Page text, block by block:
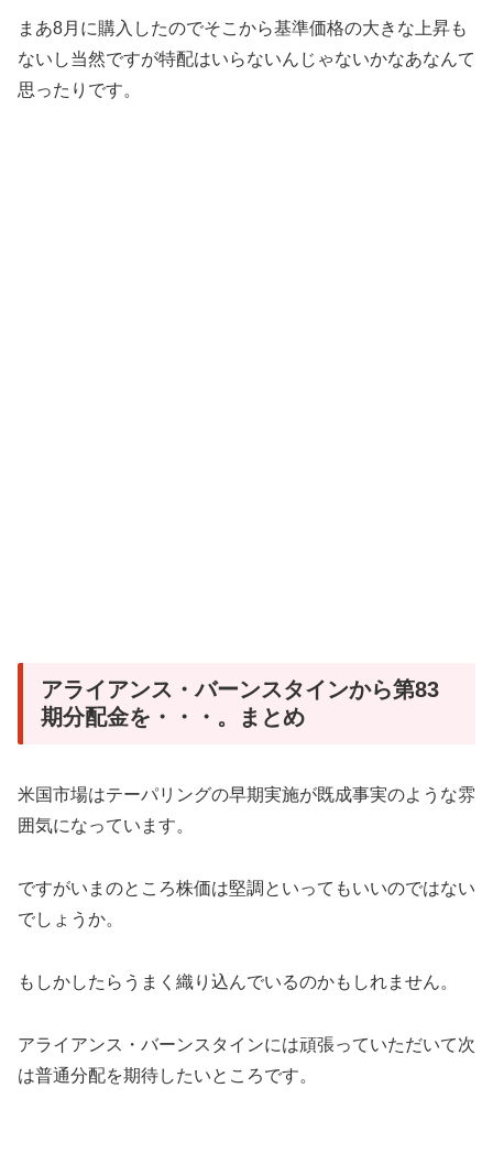
まあ8月に購入したのでそこから基準価格の大きな上昇も
ないし当然ですが特配はいらないんじゃないかなあなんて
思ったりです。
アライアンス・バーンスタインから第83
期分配金を・・・。まとめ
米国市場はテーパリングの早期実施が既成事実のような雰
囲気になっています。
ですがいまのところ株価は堅調といってもいいのではない
でしょうか。
もしかしたらうまく織り込んでいるのかもしれません。
アライアンス・バーンスタインには頑張っていただいて次
は普通分配を期待したいところです。